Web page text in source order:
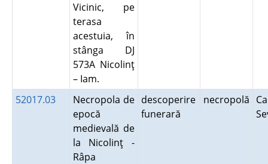
Vicinic, pe
terasa
acestuia, în
stânga DJ
573A Nicolinţ
– Iam.
52017.03
Necropola de
epocă
medievală de
la Nicolinţ -
Râpa
descoperire
funerară
necropolă